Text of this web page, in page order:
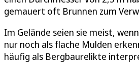
gemauert oft Brunnen zum
Im Gelände seien sie meist,
nur noch als flache Mulden
häufig als Bergbaurelikte